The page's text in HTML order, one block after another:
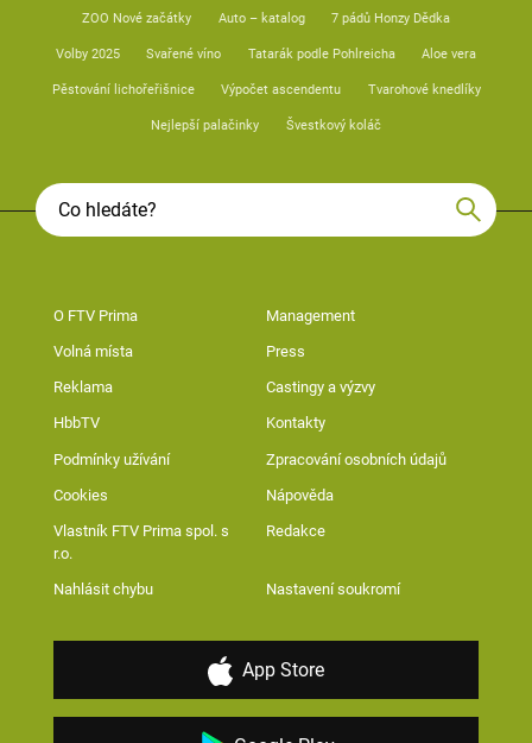
ZOO Nové začátky Auto – katalog 7 pádů Honzy Dědka
Volby 2025 Svařené víno Tatarák podle Pohlreicha Aloe vera
Pěstování lichořeřišnice Výpočet ascendentu Tvarohové knedlíky
Nejlepší palačinky Švestkový koláč
O FTV Prima Management
Volná místa Press
Reklama Castingy a výzvy
HbbTV Kontakty
Podmínky užívání Zpracování osobních údajů
Cookies Nápověda
Vlastník FTV Prima spol. s
r.o.
Redakce
Nahlásit chybu Nastavení soukromí
App Store